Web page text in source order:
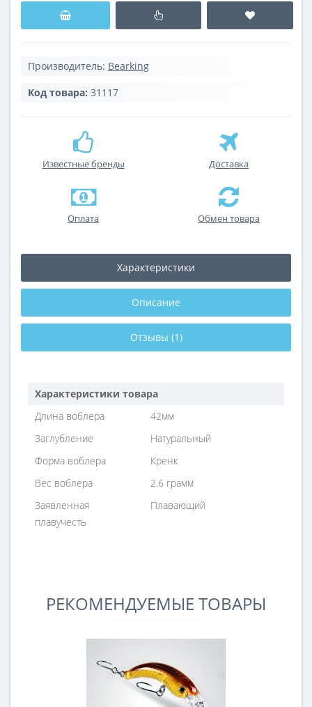
Производитель: Bearking
Код товара: 31117
Известные бренды Доставка
Оплата Обмен товара
Характеристики
Описание
Отзывы (1)
Характеристики товара
Длина воблера
42мм
Заглубление
Натуральный
Форма воблера
Кренк
Вес воблера
2.6 грамм
Заявленная
плавучесть
Плавающий
РЕКОМЕНДУЕМЫЕ ТОВАРЫ